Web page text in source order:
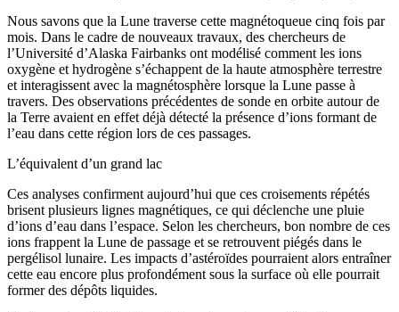
Nous savons que la Lune traverse cette magnétoqueue cinq fois par
mois. Dans le cadre de nouveaux travaux, des chercheurs de
l’Université d’Alaska Fairbanks ont modélisé comment les ions
oxygène et hydrogène s’échappent de la haute atmosphère terrestre
et interagissent avec la magnétosphère lorsque la Lune passe à
travers. Des observations précédentes de sonde en orbite autour de
la Terre avaient en effet déjà détecté la présence d’ions formant de
l’eau dans cette région lors de ces passages.
L’équivalent d’un grand lac
Ces analyses confirment aujourd’hui que ces croisements répétés
brisent plusieurs lignes magnétiques, ce qui déclenche une pluie
d’ions d’eau dans l’espace. Selon les chercheurs, bon nombre de ces
ions frappent la Lune de passage et se retrouvent piégés dans le
pergélisol lunaire. Les impacts d’astéroïdes pourraient alors entraîner
cette eau encore plus profondément sous la surface où elle pourrait
former des dépôts liquides.